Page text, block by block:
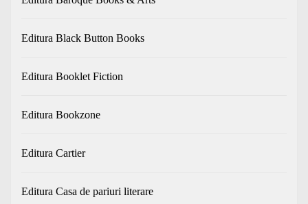
Editura Black Button Books
Editura Booklet Fiction
Editura Bookzone
Editura Cartier
Editura Casa de pariuri literare